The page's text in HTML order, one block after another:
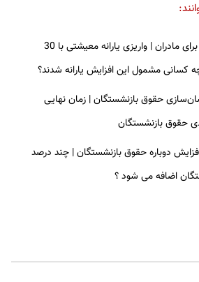
پرداخت کالابرگ برای مادران | واریزی یارانه معیشتی با 30
کسانی مشمول این افزایش یارانه شدند؟
حقوق بازنشستگان | زمان نهایی
دوباره حقوق بازنشستگان | چند درصد
اضافه می شود ؟